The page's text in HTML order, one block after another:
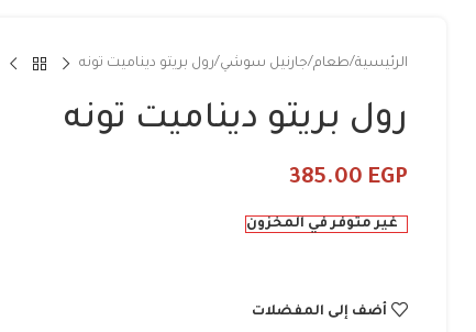
الرئيسية طعام جارنيل سوشي رول بريتو ديناميت تونه
رول بريتو ديناميت تونه
385.00 EGP
غير متوفر في المخزون
أضف إلى المفضلات